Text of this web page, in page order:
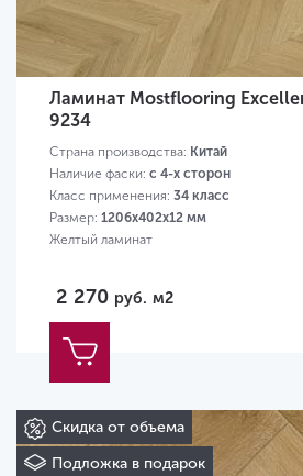
Ламинат Mostflooring
9234
Страна производства: Китай
Наличие фаски: с 4-х сторон
Класс применения: 34 класс
Размер: 1206х402х12 мм
Желтый ламинат
2 270 руб. м2
Скидка от объема
Подложка в подарок